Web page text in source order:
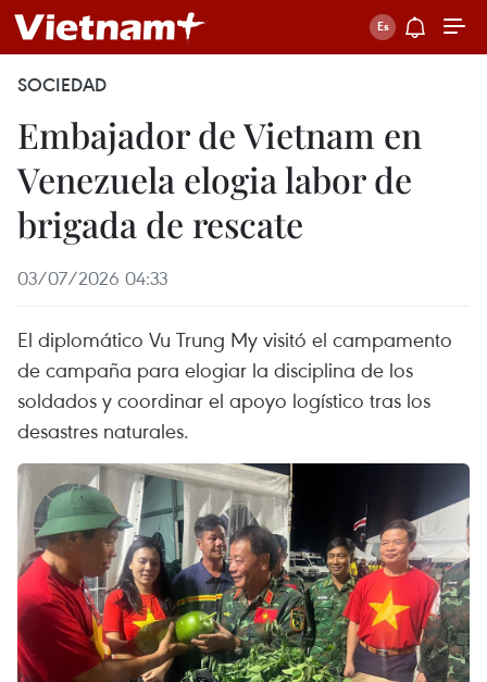
SOCIEDAD
Embajador de Vietnam en
Venezuela elogia labor de
brigada de rescate
03/07/2026 04:33
El diplomático Vu Trung My visitó el campamento
de campaña para elogiar la disciplina de los
soldados y coordinar el apoyo logístico tras los
desastres naturales.